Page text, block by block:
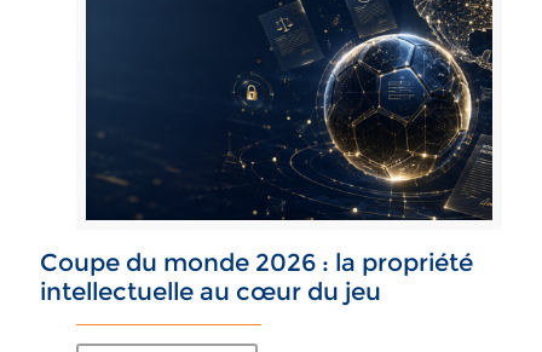
Coupe du monde 2026 : la propriété
intellectuelle au cœur du jeu